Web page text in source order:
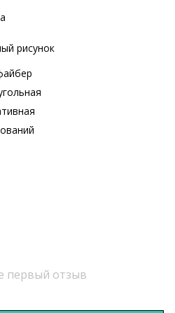
рисунок
первый отзыв